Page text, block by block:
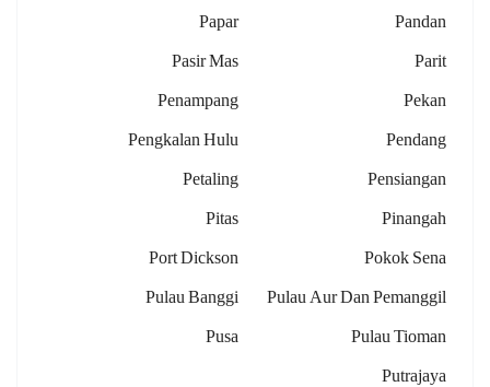
Pandan
Papar
Parit
Pasir Mas
Pekan
Penampang
Pendang
Pengkalan Hulu
Pensiangan
Petaling
Pinangah
Pitas
Pokok Sena
Port Dickson
Pulau Aur Dan Pemanggil
Pulau Banggi
Pulau Tioman
Pusa
Putrajaya